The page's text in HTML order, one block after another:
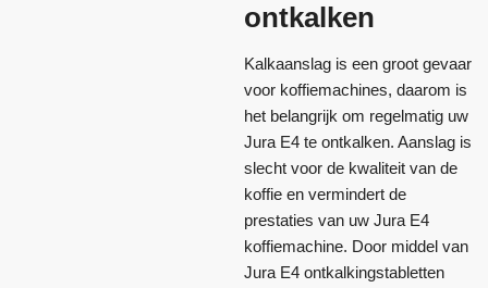
ontkalken
Kalkaanslag is een groot gevaar
voor koffiemachines, daarom is
het belangrijk om regelmatig uw
Jura E4 te ontkalken. Aanslag is
slecht voor de kwaliteit van de
koffie en vermindert de
prestaties van uw Jura E4
koffiemachine. Door middel van
Jura E4 ontkalkingstabletten